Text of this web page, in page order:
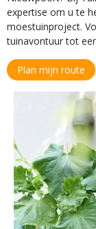
expertise om u te
moestuinproject.
tuinavontuur tot
Plan mijn route